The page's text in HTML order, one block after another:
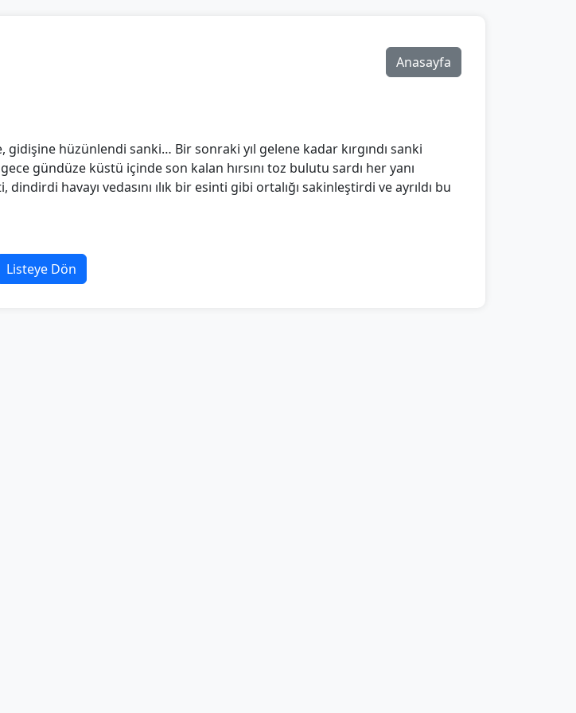
Anasayfa
hüzünlendi sanki… Bir sonraki yıl gelene kadar kırgındı sanki
gündüze küstü içinde son kalan hırsını toz bulutu sardı her yanı
havayı vedasını ılık bir esinti gibi ortalığı sakinleştirdi ve ayrıldı bu
Listeye Dön